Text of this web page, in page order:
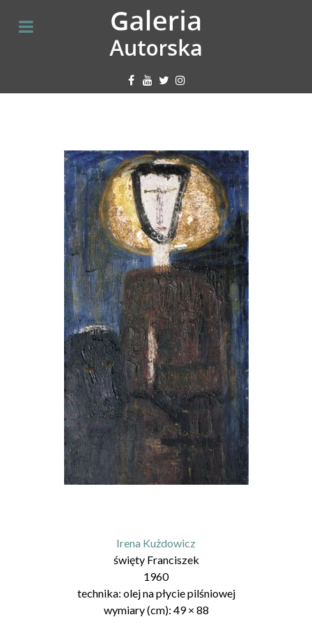
Irena Kużdowicz
święty Franciszek
1960
technika: olej na płycie pilśniowej
wymiary (cm): 49× 88